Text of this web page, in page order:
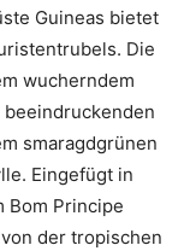
Guineas bietet
Die
wucherndem
smaragdgrünen
Eingefügt in
Bom Principe
der tropischen